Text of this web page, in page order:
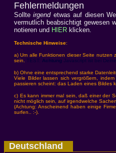
Fehlermeldungen
Sollteirgendetwas auf diesen
vermutlich beabsichtigt gewesen
notieren und HIER klicken.
Technische Hinweise:
a) Um alle Funktionen dieser Seite nutzen
sein. TEST: Achtung Javascript ist bei
b) Ohne eine entsprechend starke
Viele Bilder lassen sich vergrößern,
passieren scheint: das Laden eines Bildes
c) Es kann immer mal sein, daß einer der
nicht möglich sein, auf irgendwelche
(Achtung: Anscheinend haben einige
surfen.. :-).
Deutschland